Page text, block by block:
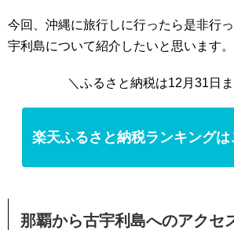
今回、沖縄に旅行しに行ったら是非行
宇利島について紹介したいと思います。
＼ふるさと納税は12月31日
楽天ふるさと納税ランキングは
那覇から古宇利島へのアクセ